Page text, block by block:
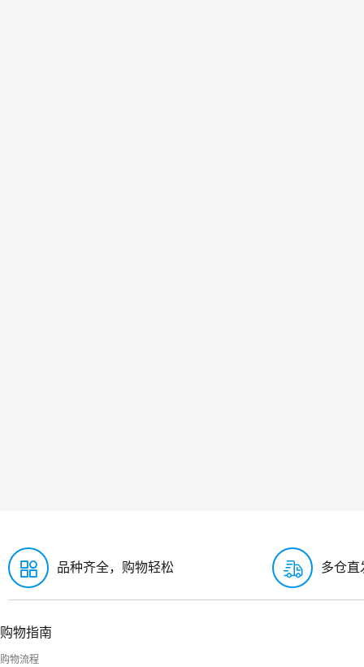
品种齐全，购物轻松 多仓直
购物指南
购物流程